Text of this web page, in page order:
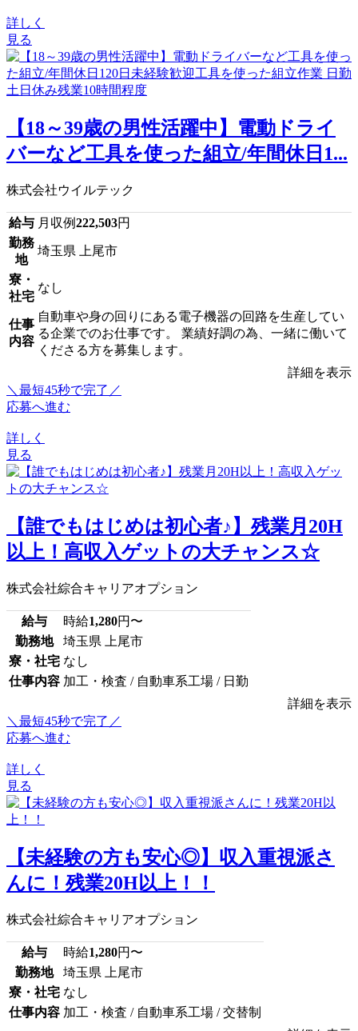
詳しく
見る
【18～39歳の男性活躍中】電動ドライ
バーなど工具を使った組立/年間休日1...
株式会社ウイルテック
給与 月収例222,503円
勤務
地
埼玉県 上尾市
寮・
社宅
なし
仕事
内容
自動車や身の回りにある電子機器の回路を生産してい
る企業でのお仕事です。 業績好調の為、一緒に働いて
くださる方を募集します。
詳細を表示
＼最短45秒で完了／
応募へ進む
詳しく
見る
【誰でもはじめは初心者♪】残業月20H
以上！高収入ゲットの大チャンス☆
株式会社綜合キャリアオプション
給与 時給1,280円〜
勤務地
埼玉県 上尾市
寮・社宅 なし
仕事内容 加工・検査 / 自動車系工場 / 日勤
詳細を表示
＼最短45秒で完了／
応募へ進む
詳しく
見る
【未経験の方も安心◎】収入重視派さ
んに！残業20H以上！！
株式会社綜合キャリアオプション
給与 時給1,280円〜
勤務地
埼玉県 上尾市
寮・社宅 なし
仕事内容 加工・検査 / 自動車系工場 / 交替制